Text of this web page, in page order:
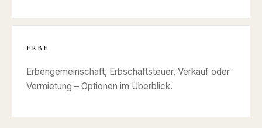
ERBE
Erbengemeinschaft, Erbschaftsteuer, Verkauf oder
Vermietung – Optionen im Überblick.